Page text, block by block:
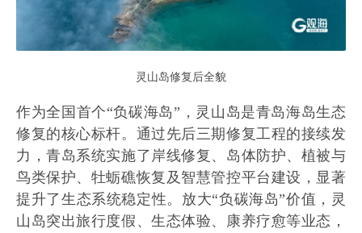
灵山岛修复后全貌
作为全国首个“负碳海岛”，灵山岛是青岛海岛生态
修复的核心标杆。通过先后三期修复工程的接续发
力，青岛系统实施了岸线修复、岛体防护、植被与
鸟类保护、牡蛎礁恢复及智慧管控平台建设，显著
提升了生态系统稳定性。放大“负碳海岛”价值，灵
山岛突出旅行度假、生态体验、康养疗愈等业态，